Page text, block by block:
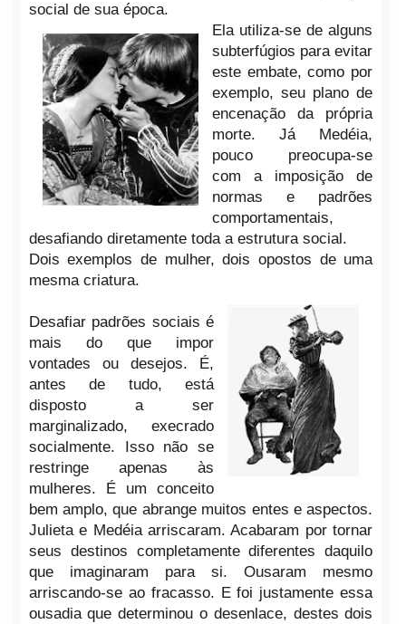
social de sua época.
Ela utiliza-se de alguns
subterfúgios para evitar
este embate, como por
exemplo, seu plano de
encenação da própria
morte. Já Medéia,
pouco preocupa-se
com a imposição de
normas e padrões
comportamentais,
desafiando diretamente toda a estrutura social.
Dois exemplos de mulher, dois opostos de uma
mesma criatura.
Desafiar padrões sociais é
mais do que impor
vontades ou desejos. É,
antes de tudo, está
disposto a ser
marginalizado, execrado
socialmente. Isso não se
restringe apenas às
mulheres. É um conceito
bem amplo, que abrange muitos entes e aspectos.
Julieta e Medéia arriscaram. Acabaram por tornar
seus destinos completamente diferentes daquilo
que imaginaram para si. Ousaram mesmo
arriscando-se ao fracasso. E foi justamente essa
ousadia que determinou o desenlace, destes dois